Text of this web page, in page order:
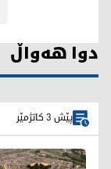
دوا هەواڵ
پێش 3 کاتژمێر